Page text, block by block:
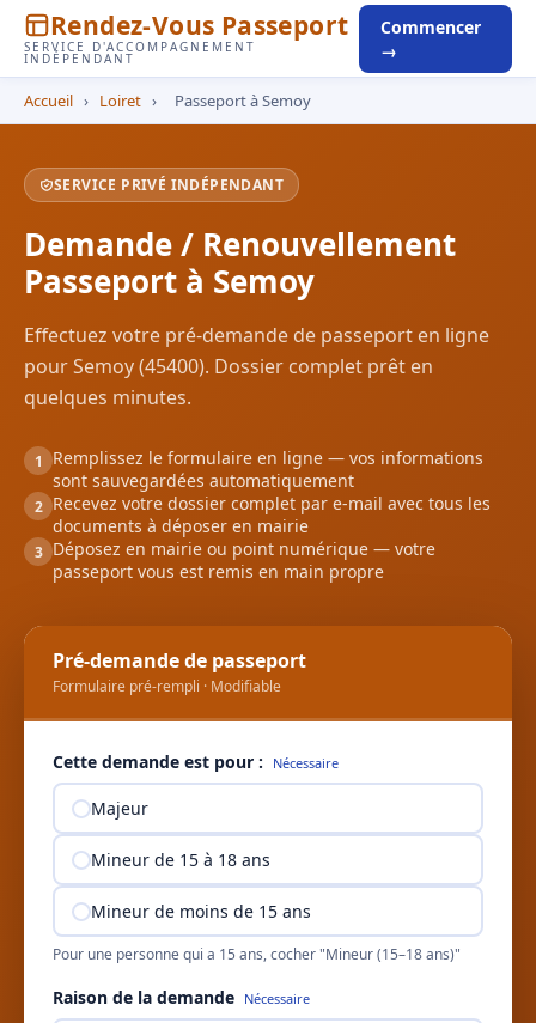
Rendez-Vous Passeport
SERVICE D'ACCOMPAGNEMENT
INDÉPENDANT
Commencer
→
Accueil › Loiret › Passeport à Semoy
SERVICE PRIVÉ INDÉPENDANT
Demande / Renouvellement
Passeport à Semoy
Effectuez votre pré-demande de passeport en ligne
pour Semoy (45400). Dossier complet prêt en
quelques minutes.
1
Remplissez le formulaire en ligne — vos informations
sont sauvegardées automatiquement
2 Recevez votre dossier complet par e-mail avec tous les
documents à déposer en mairie
3 Déposez en mairie ou point numérique — votre
passeport vous est remis en main propre
Pré-demande de passeport
Formulaire pré-rempli · Modifiable
Cette demande est pour : Nécessaire
Majeur
Mineur de 15 à 18 ans
Mineur de moins de 15 ans
Pour une personne qui a 15 ans, cocher "Mineur (15–18 ans)"
Raison de la demande Nécessaire